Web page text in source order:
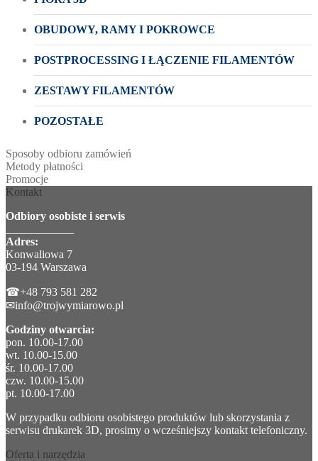
OBUDOWY, RAMY I POKROWCE
POSTPROCESSING I ŁĄCZENIE FILAMENTÓW
ZESTAWY FILAMENTÓW
POZOSTAŁE
Sposoby odbioru zamówień
Metody płatności
Promocje
Kontakt
Odbiory osobiste i serwis
Adres:
Konwaliowa 7
03-194 Warszawa
☎+48 793 581 282
✉info@trojwymiarowo.pl
Godziny otwarcia:
pon. 10.00-17.00
wt. 10.00-15.00
śr. 10.00-17.00
czw. 10.00-15.00
pt. 10.00-17.00
W przypadku odbioru osobistego produktów lub skorzystania z
serwisu drukarek 3D, prosimy o wcześniejszy kontakt telefoniczny.
Oferta i narzędzia